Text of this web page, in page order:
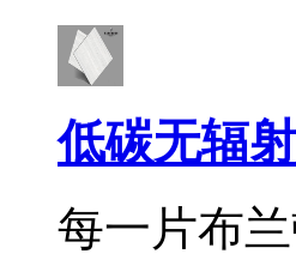
低碳无辐
每一片布